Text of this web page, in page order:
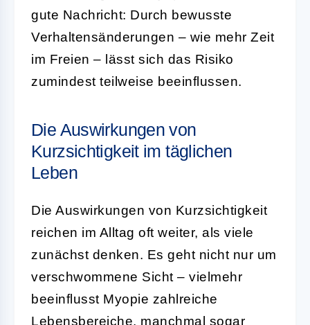
gute Nachricht: Durch bewusste
Verhaltensänderungen – wie mehr Zeit
im Freien – lässt sich das Risiko
zumindest teilweise beeinflussen.
Die Auswirkungen von
Kurzsichtigkeit im täglichen
Leben
Die Auswirkungen von Kurzsichtigkeit
reichen im Alltag oft weiter, als viele
zunächst denken. Es geht nicht nur um
verschwommene Sicht – vielmehr
beeinflusst Myopie zahlreiche
Lebensbereiche, manchmal sogar